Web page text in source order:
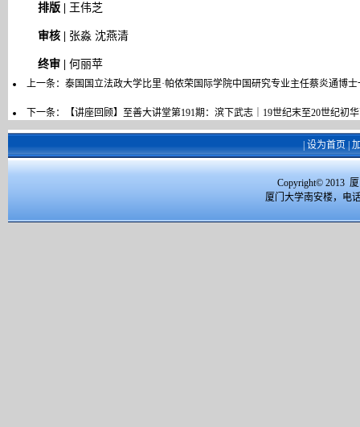
排版 | 王伟芝
审核 | 张淼 沈燕清
终审 | 何丽苹
上一条： 泰国国立法政大学比里·帕侬荣国际学院中国研究专业主任蔡炎通博
下一条： 【讲座回顾】至善大讲堂第191期：滨下武志｜19世纪末至20世纪初
设为首页
Copyright© 2013
厦门大学南安楼，电